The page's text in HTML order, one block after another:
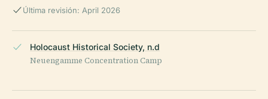
Última revisión: April 2026
Holocaust Historical Society, n.d
Neuengamme Concentration Camp